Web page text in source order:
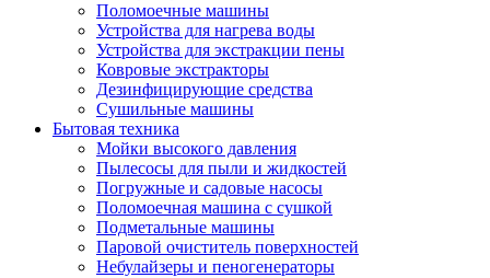
Поломоечные машины
Устройства для нагрева воды
Устройства для экстракции пены
Ковровые экстракторы
Дезинфицирующие средства
Сушильные машины
Бытовая техника
Мойки высокого давления
Пылесосы для пыли и жидкостей
Погружные и садовые насосы
Поломоечная машина с сушкой
Подметальные машины
Паровой очиститель поверхностей
Небулайзеры и пеногенераторы